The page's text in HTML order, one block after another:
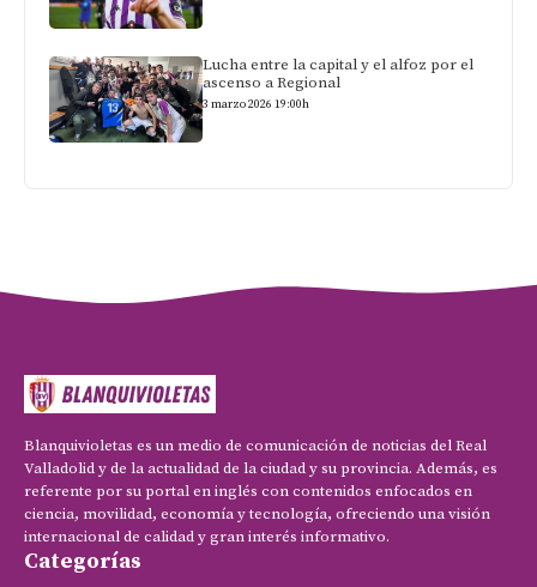
Lucha entre la capital y el alfoz por el
ascenso a Regional
3 marzo 2026 19:00h
Blanquivioletas es un medio de comunicación de noticias del Real
Valladolid y de la actualidad de la ciudad y su provincia. Además, es
referente por su portal en inglés con contenidos enfocados en
ciencia, movilidad, economía y tecnología, ofreciendo una visión
internacional de calidad y gran interés informativo.
Categorías